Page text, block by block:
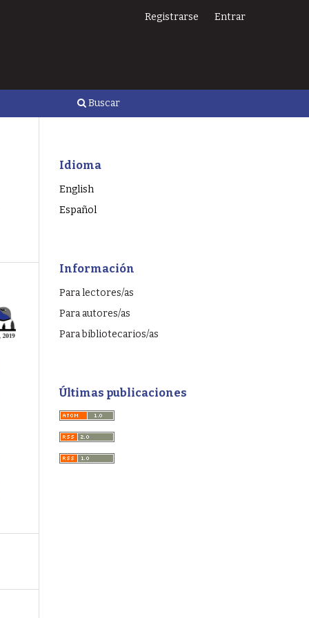
Buscar
Registrarse Entrar
Idioma
English
Español
Información
Para lectores/as
Para autores/as
Para bibliotecarios/as
Últimas publicaciones